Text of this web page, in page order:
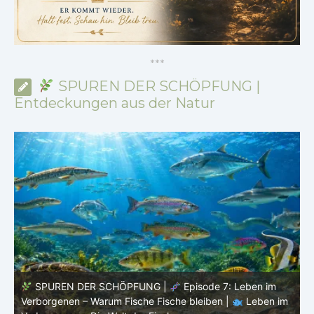
***
SPUREN DER SCHÖPFUNG |
Entdeckungen aus der Natur
SPUREN DER SCHÖPFUNG |
Episode 6:
Fortpflanzung im offenen Raum – Ordnung ohne Nest |